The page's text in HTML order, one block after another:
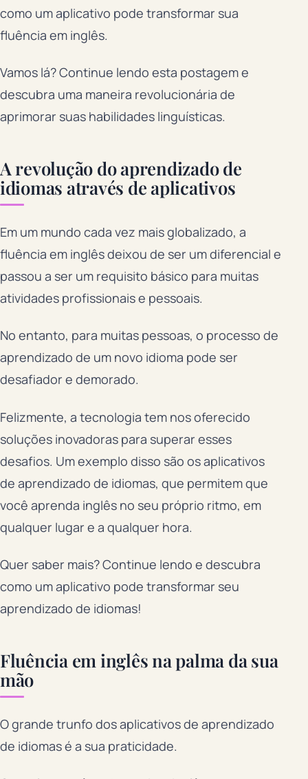
como um aplicativo pode transformar sua
fluência em inglês.
Vamos lá? Continue lendo esta postagem e
descubra uma maneira revolucionária de
aprimorar suas habilidades linguísticas.
A revolução do aprendizado de
idiomas através de aplicativos
Em um mundo cada vez mais globalizado, a
fluência em inglês deixou de ser um diferencial e
passou a ser um requisito básico para muitas
atividades profissionais e pessoais.
No entanto, para muitas pessoas, o processo de
aprendizado de um novo idioma pode ser
desafiador e demorado.
Felizmente, a tecnologia tem nos oferecido
soluções inovadoras para superar esses
desafios. Um exemplo disso são os aplicativos
de aprendizado de idiomas, que permitem que
você aprenda inglês no seu próprio ritmo, em
qualquer lugar e a qualquer hora.
Quer saber mais? Continue lendo e descubra
como um aplicativo pode transformar seu
aprendizado de idiomas!
Fluência em inglês na palma da sua
mão
O grande trunfo dos aplicativos de aprendizado
de idiomas é a sua praticidade.